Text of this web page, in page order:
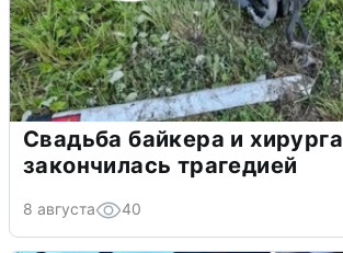
Свадьба байкера и хирурга
закончилась трагедией
8 августа 40